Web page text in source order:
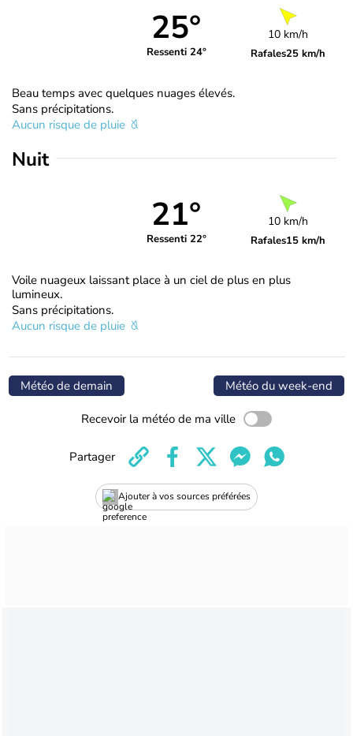
25°
Ressenti 24°
10 km/h
Rafales25 km/h
Beau temps avec quelques nuages élevés.
Sans précipitations.
Aucun risque de pluie
Nuit
21°
Ressenti 22°
10 km/h
Rafales15 km/h
Voile nuageux laissant place à un ciel de plus en plus
lumineux.
Sans précipitations.
Aucun risque de pluie
Météo de demain Météo du week-end
Recevoir la météo de ma ville
Ajouter à vos sources préférées
Partager